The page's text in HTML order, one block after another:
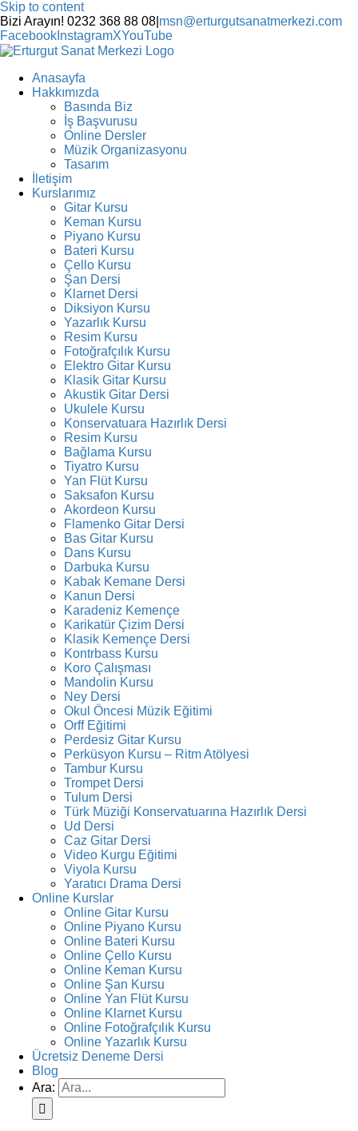
Skip to content
Bizi Arayın! 0232 368 88 08 msn@erturgutsanatmerkezi.com
Facebook InstagramXYouTube
Anasayfa
Hakkımızda
Basında Biz
İş Başvurusu
Online Dersler
Müzik Organizasyonu
Tasarım
İletişim
Kurslarımız
Gitar Kursu
Keman Kursu
Piyano Kursu
Bateri Kursu
Çello Kursu
Şan Dersi
Klarnet Dersi
Diksiyon Kursu
Yazarlık Kursu
Resim Kursu
Fotoğrafçılık Kursu
Elektro Gitar Kursu
Klasik Gitar Kursu
Akustik Gitar Dersi
Ukulele Kursu
Konservatuara Hazırlık Dersi
Resim Kursu
Bağlama Kursu
Tiyatro Kursu
Yan Flüt Kursu
Saksafon Kursu
Akordeon Kursu
Flamenko Gitar Dersi
Bas Gitar Kursu
Dans Kursu
Darbuka Kursu
Kabak Kemane Dersi
Kanun Dersi
Karadeniz Kemençe
Karikatür Çizim Dersi
Klasik Kemençe Dersi
Kontrbass Kursu
Koro Çalışması
Mandolin Kursu
Ney Dersi
Okul Öncesi Müzik Eğitimi
Orff Eğitimi
Perdesiz Gitar Kursu
Perküsyon Kursu – Ritm Atölyesi
Tambur Kursu
Trompet Dersi
Tulum Dersi
Türk Müziği Konservatuarına Hazırlık Dersi
Ud Dersi
Caz Gitar Dersi
Video Kurgu Eğitimi
Viyola Kursu
Yaratıcı Drama Dersi
Online Kurslar
Online Gitar Kursu
Online Piyano Kursu
Online Bateri Kursu
Online Çello Kursu
Online Keman Kursu
Online Şan Kursu
Online Yan Flüt Kursu
Online Klarnet Kursu
Online Fotoğrafçılık Kursu
Online Yazarlık Kursu
Ücretsiz Deneme Dersi
Blog
Ara: